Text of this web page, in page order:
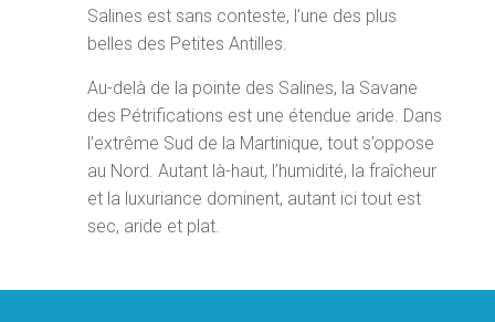
Salines est sans conteste, l’une des plus
belles des Petites Antilles.
Au-delà de la pointe des Salines, la Savane
des Pétrifications est une étendue aride. Dans
l’extrême Sud de la Martinique, tout s’oppose
au Nord. Autant là-haut, l’humidité, la fraîcheur
et la luxuriance dominent, autant ici tout est
sec, aride et plat.